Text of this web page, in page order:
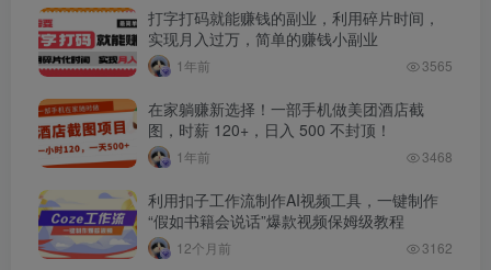
打字打码就能赚钱的副业，利用碎片时间，
实现月入过万，简单的赚钱小副业
1年前 3565
在家躺赚新选择！一部手机做美团酒店截
图，时薪 120+，日入 500 不封顶！
1年前 3468
利用扣子工作流制作AI视频工具，一键制作
“假如书籍会说话”爆款视频保姆级教程
12个月前 3162